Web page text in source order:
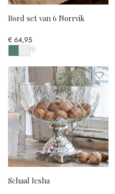
Bord set van 6 Norrvik
€ 64,95
Toon alle kleuren
Schaal Iesha